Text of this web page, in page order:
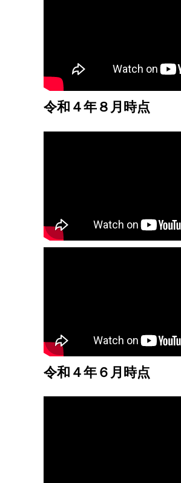
令和４年８月時点
令和４年６月時点